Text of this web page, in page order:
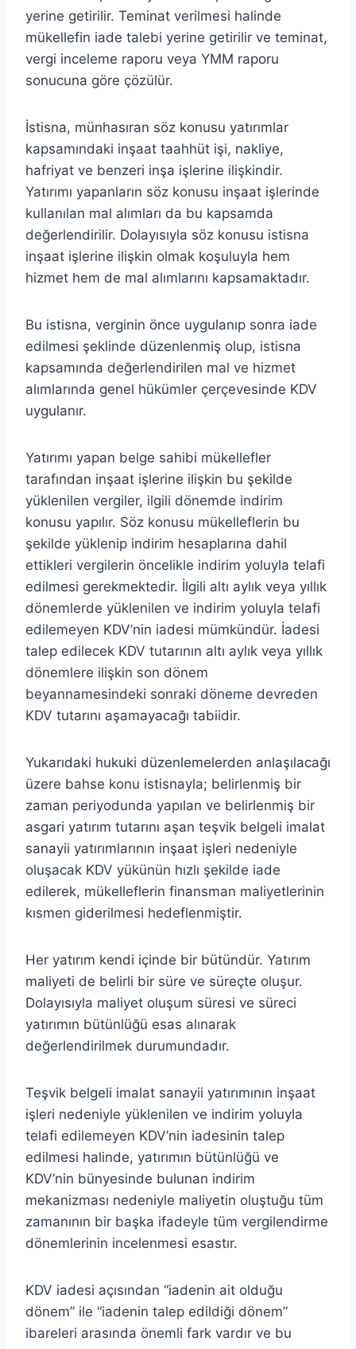
yerine getirilir. Teminat verilmesi halinde
mükellefin iade talebi yerine getirilir ve teminat,
vergi inceleme raporu veya YMM raporu
sonucuna göre çözülür.
İstisna, münhasıran söz konusu yatırımlar
kapsamındaki inşaat taahhüt işi, nakliye,
hafriyat ve benzeri inşa işlerine ilişkindir.
Yatırımı yapanların söz konusu inşaat işlerinde
kullanılan mal alımları da bu kapsamda
değerlendirilir. Dolayısıyla söz konusu istisna
inşaat işlerine ilişkin olmak koşuluyla hem
hizmet hem de mal alımlarını kapsamaktadır.
Bu istisna, verginin önce uygulanıp sonra iade
edilmesi şeklinde düzenlenmiş olup, istisna
kapsamında değerlendirilen mal ve hizmet
alımlarında genel hükümler çerçevesinde KDV
uygulanır.
Yatırımı yapan belge sahibi mükellefler
tarafından inşaat işlerine ilişkin bu şekilde
yüklenilen vergiler, ilgili dönemde indirim
konusu yapılır. Söz konusu mükelleflerin bu
şekilde yüklenip indirim hesaplarına dahil
ettikleri vergilerin öncelikle indirim yoluyla telafi
edilmesi gerekmektedir. İlgili altı aylık veya yıllık
dönemlerde yüklenilen ve indirim yoluyla telafi
edilemeyen KDV’nin iadesi mümkündür. İadesi
talep edilecek KDV tutarının altı aylık veya yıllık
dönemlere ilişkin son dönem
beyannamesindeki sonraki döneme devreden
KDV tutarını aşamayacağı tabiidir.
Yukarıdaki hukuki düzenlemelerden anlaşılacağı
üzere bahse konu istisnayla; belirlenmiş bir
zaman periyodunda yapılan ve belirlenmiş bir
asgari yatırım tutarını aşan teşvik belgeli imalat
sanayii yatırımlarının inşaat işleri nedeniyle
oluşacak KDV yükünün hızlı şekilde iade
edilerek, mükelleflerin finansman maliyetlerinin
kısmen giderilmesi hedeflenmiştir.
Her yatırım kendi içinde bir bütündür. Yatırım
maliyeti de belirli bir süre ve süreçte oluşur.
Dolayısıyla maliyet oluşum süresi ve süreci
yatırımın bütünlüğü esas alınarak
değerlendirilmek durumundadır.
Teşvik belgeli imalat sanayii yatırımının inşaat
işleri nedeniyle yüklenilen ve indirim yoluyla
telafi edilemeyen KDV’nin iadesinin talep
edilmesi halinde, yatırımın bütünlüğü ve
KDV’nin bünyesinde bulunan indirim
mekanizması nedeniyle maliyetin oluştuğu tüm
zamanının bir başka ifadeyle tüm vergilendirme
dönemlerinin incelenmesi esastır.
KDV iadesi açısından “iadenin ait olduğu
dönem” ile “iadenin talep edildiği dönem”
ibareleri arasında önemli fark vardır ve bu